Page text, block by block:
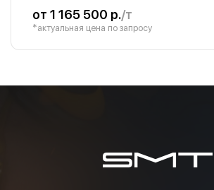
от 1 165 500 р./т
*актуальная цена по запросу